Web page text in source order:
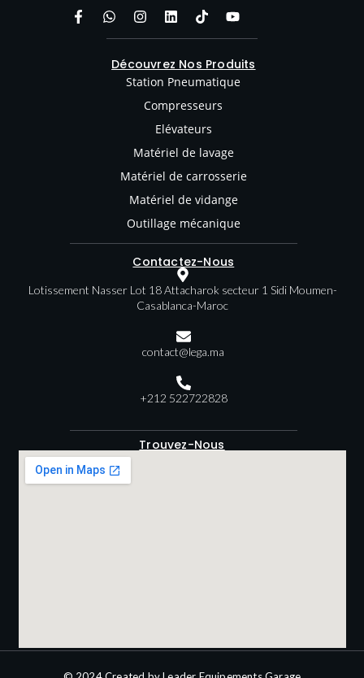
Découvrez Nos Produits
Station Pneumatique
Compresseurs
Elévateurs
Matériel de lavage
Matériel de carrosserie
Matériel de vidange
Outillage mécanique
Contactez-Nous
Lotissement Nasser Lot 18 Attacharok secteur 1 Sidi Moumen-
Casablanca-Maroc
contact@lega.ma
+212 522722828
Trouvez-Nous